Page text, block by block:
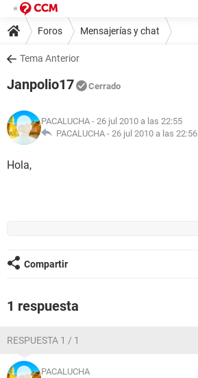
Foros Mensajerías y chat
Tema Anterior
Janpolio17 Cerrado
PACALUCHA - 26 jul 2010 a las 22:55
PACALUCHA - 26 jul 2010 a las 22:56
Hola,
Compartir
1 respuesta
RESPUESTA 1 / 1
PACALUCHA